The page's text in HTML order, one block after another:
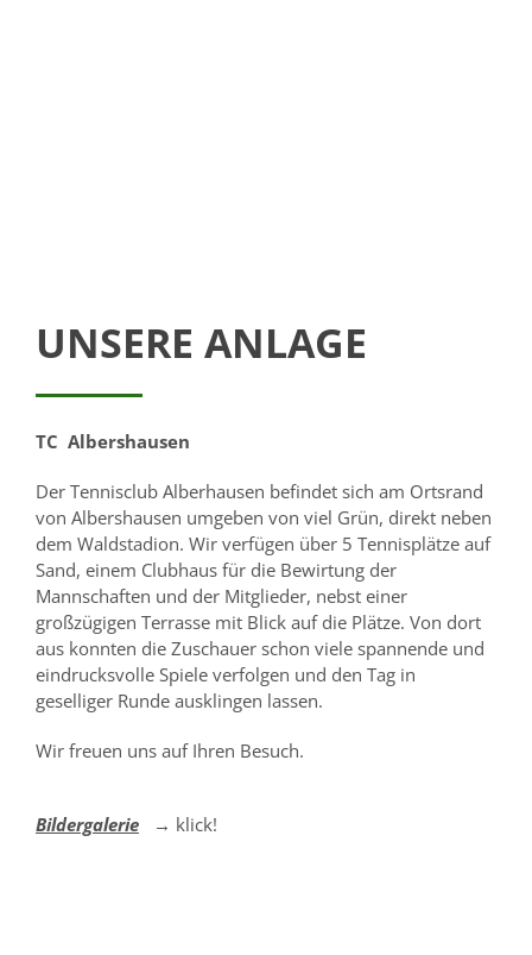
UNSERE ANLAGE
TC Albershausen
Der Tennisclub Alberhausen befindet sich am Ortsrand
von Albershausen umgeben von viel Grün, direkt neben
dem Waldstadion. Wir verfügen über 5 Tennisplätze auf
Sand, einem Clubhaus für die Bewirtung der
Mannschaften und der Mitglieder, nebst einer
großzügigen Terrasse mit Blick auf die Plätze. Von dort
aus konnten die Zuschauer schon viele spannende und
eindrucksvolle Spiele verfolgen und den Tag in
geselliger Runde ausklingen lassen.
Wir freuen uns auf Ihren Besuch.
Bildergalerie → klick!